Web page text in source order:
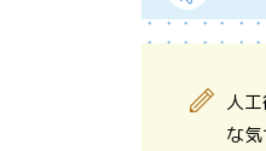
人
な